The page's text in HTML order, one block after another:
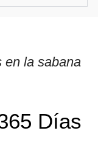
en la sabana
Días